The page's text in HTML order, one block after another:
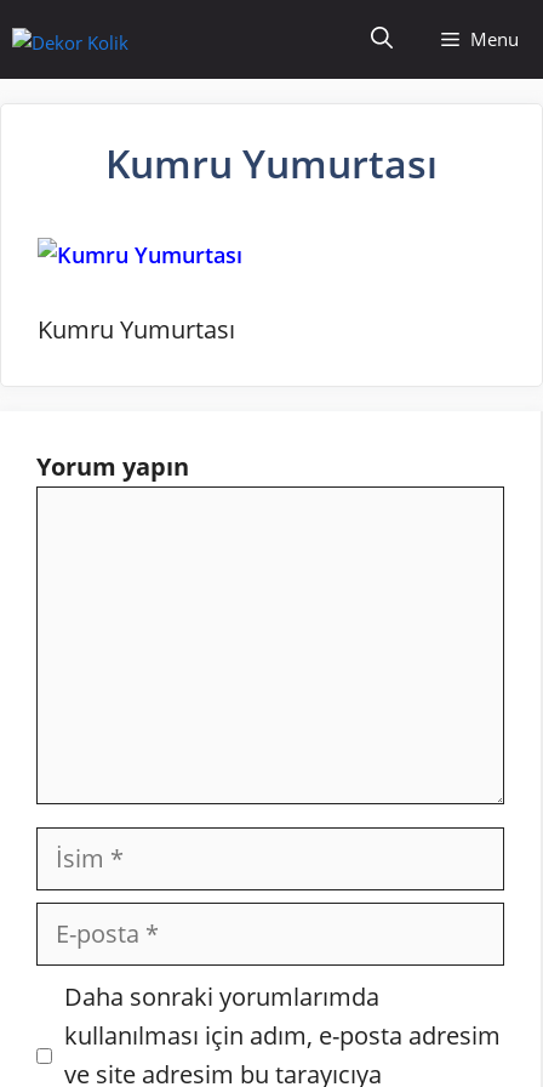
atla
Menu
Kumru Yumurtası
Kumru Yumurtası
Yorum yapın
İsim
posta
İnternet
sitesi
Daha sonraki yorumlarımda
kullanılması için adım, e-posta adresim
ve site adresim bu tarayıcıya